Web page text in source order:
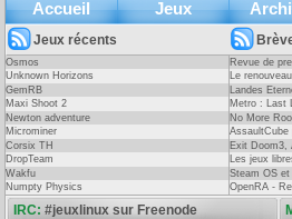
Accueil Jeux
Jeux récents
Osmos
Unknown Horizons
GemRB
Maxi Shoot 2
Newton adventure
Microminer
Corsix TH
DropTeam
Wakfu
Numpty Physics
Revue de
Pratique
Le
Landes
Metro : Last
No More
AssaultCube
jours !
Exit Doom3,
Les jeux
Steam OS
OpenRA -
trop rares au point qu'il n'existe même
Ce genre de jeu demande de la profondeur
( Lire l'article)
Le site
en 2007
base
travail
IRC: #jeuxlinux sur Freenode